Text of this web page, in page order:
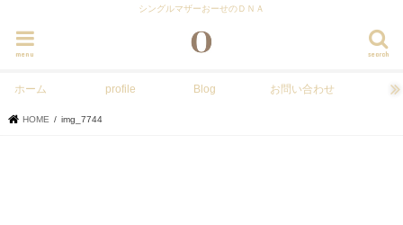
シングルマザーおーせのＤＮＡ
search
menu
ホーム profile Blog お問い合わせ
HOME img_7744